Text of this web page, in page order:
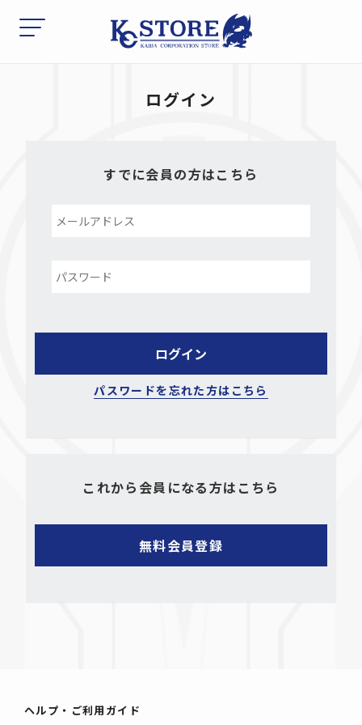
ログイン
すでに会員の方はこちら
パスワードを忘れた方はこちら
これから会員になる方はこちら
ヘルプ・ご利用ガイド